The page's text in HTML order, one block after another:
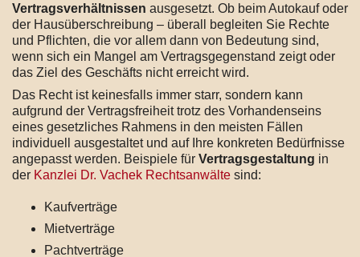
Vertragsverhältnissen ausgesetzt. Ob beim Autokauf oder
der Hausüberschreibung – überall begleiten Sie Rechte
und Pflichten, die vor allem dann von Bedeutung sind,
wenn sich ein Mangel am Vertragsgegenstand zeigt oder
das Ziel des Geschäfts nicht erreicht wird.
Das Recht ist keinesfalls immer starr, sondern kann
aufgrund der Vertragsfreiheit trotz des Vorhandenseins
eines gesetzliches Rahmens in den meisten Fällen
individuell ausgestaltet und auf Ihre konkreten Bedürfnisse
angepasst werden. Beispiele für Vertragsgestaltung in
der Kanzlei Dr. Vachek Rechtsanwälte sind:
Kaufverträge
Mietverträge
Pachtverträge